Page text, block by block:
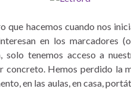
que hacemos cuando nos
en los marcadores
solo tenemos acceso a
concreto. Hemos perdido la
en las aulas, en casa,